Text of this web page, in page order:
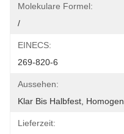
Molekulare Formel:
/
EINECS:
269-820-6
Aussehen:
Klar Bis Halbfest, Homogen
Lieferzeit: